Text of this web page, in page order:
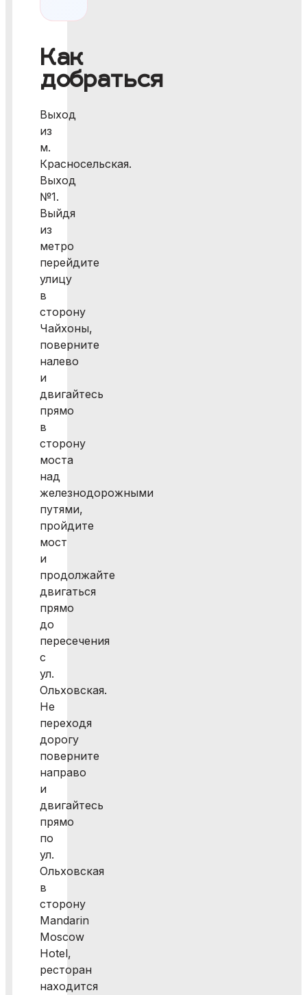
Как
добраться
Выход
из
м.
Красносельская.
Выход
№1.
Выйдя
из
метро
перейдите
улицу
в
сторону
Чайхоны,
поверните
налево
и
двигайтесь
прямо
в
сторону
моста
над
железнодорожными
путями,
пройдите
мост
и
продолжайте
двигаться
прямо
до
пересечения
с
ул.
Ольховская.
Не
переходя
дорогу
поверните
направо
и
двигайтесь
прямо
по
ул.
Ольховская
в
сторону
Mandarin
Moscow
Hotel,
ресторан
находится